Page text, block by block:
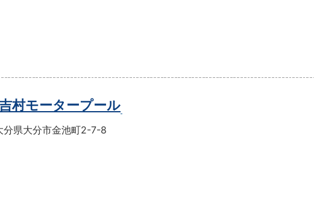
村モータープール
分県大分市金池町2-7-8